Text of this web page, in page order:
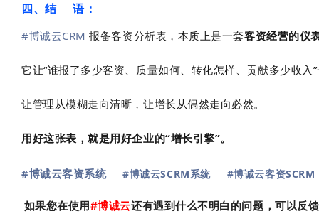
四、结 语：
#博诚云CRM 报备客资分析表，本质上是一套客资经营的仪
它让“谁报了多少客资、质量如何、转化怎样、贡献多少收入
让管理从模糊走向清晰，让增长从偶然走向必然。
用好这张表，就是用好企业的“增长引擎”。
#博诚云客资系统 #博诚云SCRM系统 #博诚云客资SCRM
如果您在使用#博诚云还有遇到什么不明白的问题，可以反